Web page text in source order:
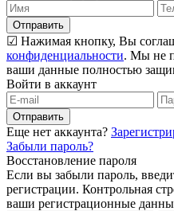
Отправить
☑ Нажимая кнопку, Вы
конфиденциальности. Мы не
ваши данные полностью
Войти в аккаунт
Отправить
Еще нет аккаунта?
Забыли пароль?
Восстановление пароля
Если вы забыли пароль,
регистрации. Контрольная
ваши регистрационные